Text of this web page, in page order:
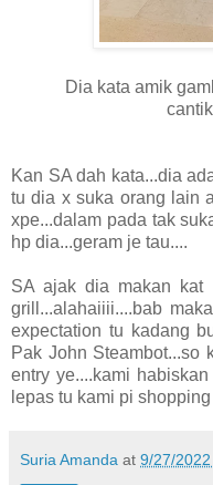
Dia kata amik
Kan SA dah kata...dia
tu dia x suka orang lain
xpe...dalam pada tak
hp dia...geram je tau....
SA ajak dia makan kat
grill...alahaiiii....bab
expectation tu kadang
Pak John Steambot...so
entry ye....kami
lepas tu kami pi
Suria Amanda at 9/27/